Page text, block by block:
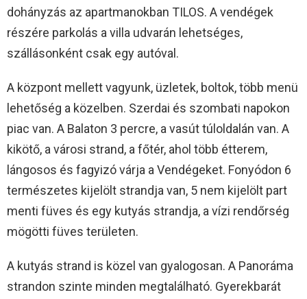
dohányzás az apartmanokban TILOS. A vendégek
részére parkolás a villa udvarán lehetséges,
szállásonként csak egy autóval.
A központ mellett vagyunk, üzletek, boltok, több menü
lehetőség a közelben. Szerdai és szombati napokon
piac van. A Balaton 3 percre, a vasút túloldalán van. A
kikötő, a városi strand, a főtér, ahol több étterem,
lángosos és fagyizó várja a Vendégeket. Fonyódon 6
természetes kijelölt strandja van, 5 nem kijelölt part
menti füves és egy kutyás strandja, a vízi rendőrség
mögötti füves területen.
A kutyás strand is közel van gyalogosan. A Panoráma
strandon szinte minden megtalálható. Gyerekbarát